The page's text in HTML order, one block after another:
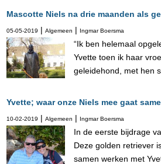
Mascotte Niels na drie maanden als
05-05-2019 | Algemeen | Ingmar Boersma
“Ik ben helemaal
Yvette toen ik haar
geleidehond, met hen
Yvette; waar onze Niels mee gaat
10-02-2019 | Algemeen | Ingmar Boersma
In de eerste bijdrage
Deze golden retriever
samen werken met